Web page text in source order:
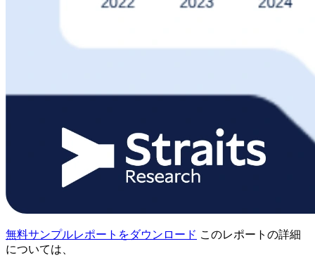
無料サンプルレポートをダウンロード このレポートの詳細
については、